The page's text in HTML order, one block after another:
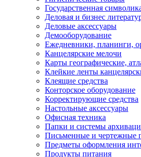
Государственная
Деловая и бизнес
Деловые аксессуары
Демооборудование
Ежедневники, планинги,
Канцелярские мелочи
Карты географические,
Клейкие ленты
Клеящие средства
Конторское оборудование
Корректирующие средства
Настольные аксессуары
Офисная техника
Папки и системы
Письменные и чертежные
Предметы оформления
Продукты питания